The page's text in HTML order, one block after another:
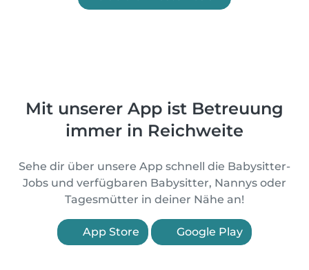
Mit unserer App ist Betreuung
immer in Reichweite
Sehe dir über unsere App schnell die Babysitter-
Jobs und verfügbaren Babysitter, Nannys oder
Tagesmütter in deiner Nähe an!
App Store Google Play